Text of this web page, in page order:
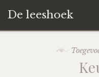
De leeshoek